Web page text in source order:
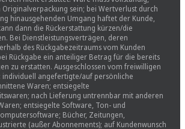
Originalverpackung sein; bei Wertverlust durch
hinausgehenden Umgang haftet der Kunde,
dann die Rückerstattung kürzen/die
Bei Dienstleistungsverträgen, deren
des Rückgabezeitraums vom Kunden
Rückgabe ein anteiliger Betrag für die bereits
zu erstatten. Ausgeschlossen vom freiwilligen
individuell angefertigte/auf persönliche
Waren; entsiegelte
nach Lieferung untrennbar mit anderen
entsiegelte Software, Ton- und
Bücher, Zeitungen,
(außer Abonnements); auf Kundenwunsch